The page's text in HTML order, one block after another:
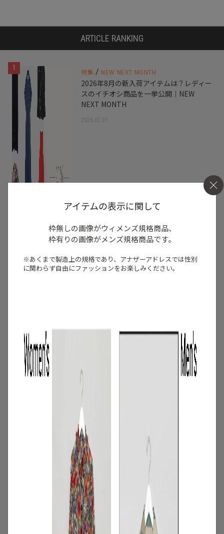
ARTICLE RANKING
1 特集 / NEW NEXT MONTH
2026年8月の新入荷アイテムは？レディー
スのイチオシ商品を一挙公開｜NEW
NEXT MONTH
2026.07.31
アイテムの表示に関して
枠無しの画像がウィメンズ規格商品、
枠有りの画像がメンズ規格商品です。
※あくまで製造上の規格であり、アナザーアドレスでは性別
に関わらず自由にファッションをお楽しみください。